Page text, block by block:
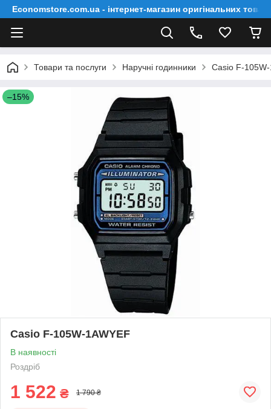
Economstore.com.ua - інтернет-магазин оригінальних
Товари та послуги Наручні годинники Casio F-105W-
–15%
Casio F-105W-1AWYEF
В наявності
Роздріб
1 522 ₴ 1 790 ₴